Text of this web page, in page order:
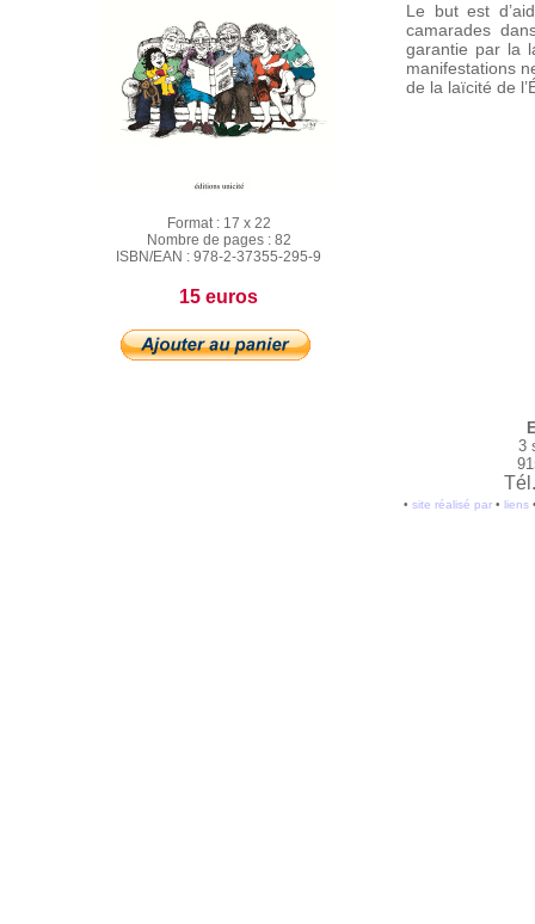
Format : 17 x 22
Nombre de pages : 82
ISBN/EAN : 978-2-37355-295-9
15 euros
Le but est
camarades
garantie par la
manifestations
de la laïcité de
3
• site réalisé par• liens